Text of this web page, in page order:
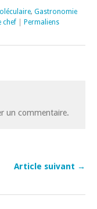
, Gastronomie
chef Permaliens
un commentaire.
Article suivant →